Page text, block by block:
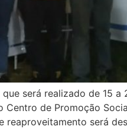
que será realizado de 15
Centro de Promoção
reaproveitamento será